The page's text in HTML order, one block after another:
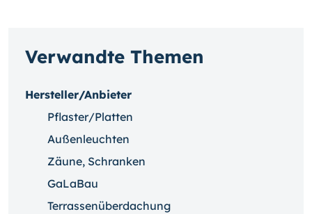
Verwandte Themen
Hersteller/Anbieter
Pflaster/Platten
Außenleuchten
Zäune, Schranken
GaLaBau
Terrassenüberdachung